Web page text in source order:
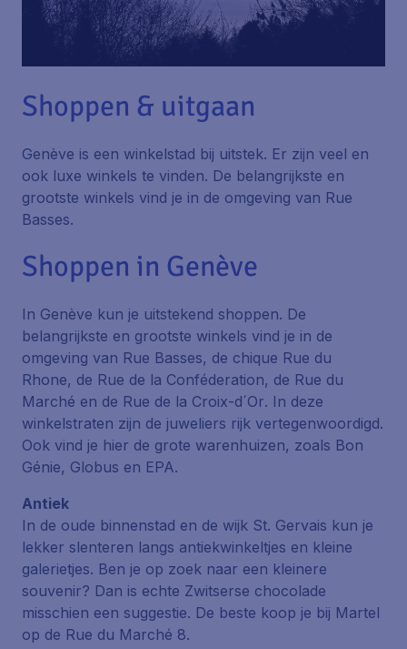
Shoppen & uitgaan
Genève is een winkelstad bij uitstek. Er zijn veel en
ook luxe winkels te vinden. De belangrijkste en
grootste winkels vind je in de omgeving van Rue
Basses.
Shoppen in Genève
In Genève kun je uitstekend shoppen. De
belangrijkste en grootste winkels vind je in de
omgeving van Rue Basses, de chique Rue du
Rhone, de Rue de la Conféderation, de Rue du
Marché en de Rue de la Croix-d´Or. In deze
winkelstraten zijn de juweliers rijk vertegenwoordigd.
Ook vind je hier de grote warenhuizen, zoals Bon
Génie, Globus en EPA.
Antiek
In de oude binnenstad en de wijk St. Gervais kun je
lekker slenteren langs antiekwinkeltjes en kleine
galerietjes. Ben je op zoek naar een kleinere
souvenir? Dan is echte Zwitserse chocolade
misschien een suggestie. De beste koop je bij Martel
op de Rue du Marché 8.